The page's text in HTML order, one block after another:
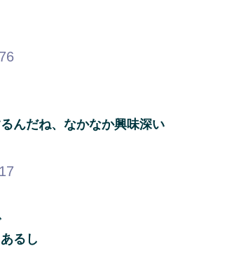
んだね、なかなか興味深い
るし